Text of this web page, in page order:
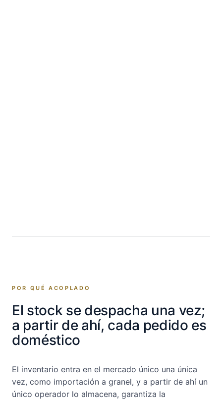
POR QUÉ ACOPLADO
El stock se despacha una vez;
a partir de ahí, cada pedido es
doméstico
El inventario entra en el mercado único una única
vez, como importación a granel, y a partir de ahí un
único operador lo almacena, garantiza la